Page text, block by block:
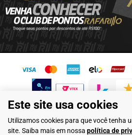
Este site usa cookies
Utilizamos cookies para que você tenha
site. Saiba mais em nossa política de
Flamarian Comércio de Calçados LTDA -
Rua Evangelista de Lima,